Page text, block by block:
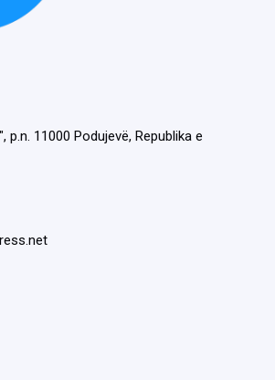
p.n. 11000 Podujevë, Republika e